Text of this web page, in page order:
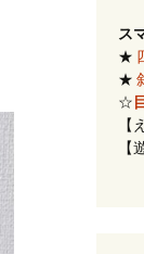
斜め編み(北欧編み
目標サイズからの
バンド色の編み模
縦横のステッチ・2
組合せ模様
ス
★
★
☆
【
【